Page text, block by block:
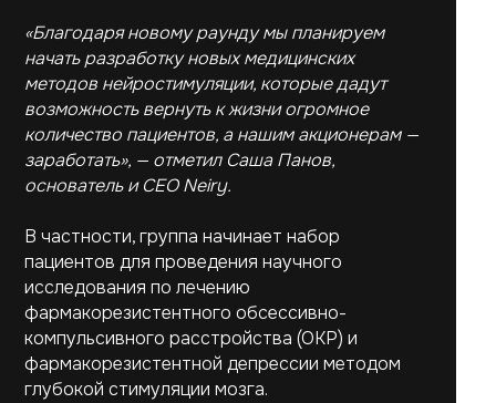
«Благодаря новому раунду мы планируем
начать разработку новых медицинских
методов нейростимуляции, которые дадут
возможность вернуть к жизни огромное
количество пациентов, а нашим акционерам —
заработать», — отметил Саша Панов,
основатель и CEO Neiry.
В частности, группа начинает набор
пациентов для проведения научного
исследования по лечению
фармакорезистентного обсессивно-
компульсивного расстройства (ОКР) и
фармакорезистентной депрессии методом
глубокой стимуляции мозга.
Все новости
Пользовательское
соглашение
Политика
Уведомление о
немедицинских целях
ответственность
Инвесторам
Пресс-центр